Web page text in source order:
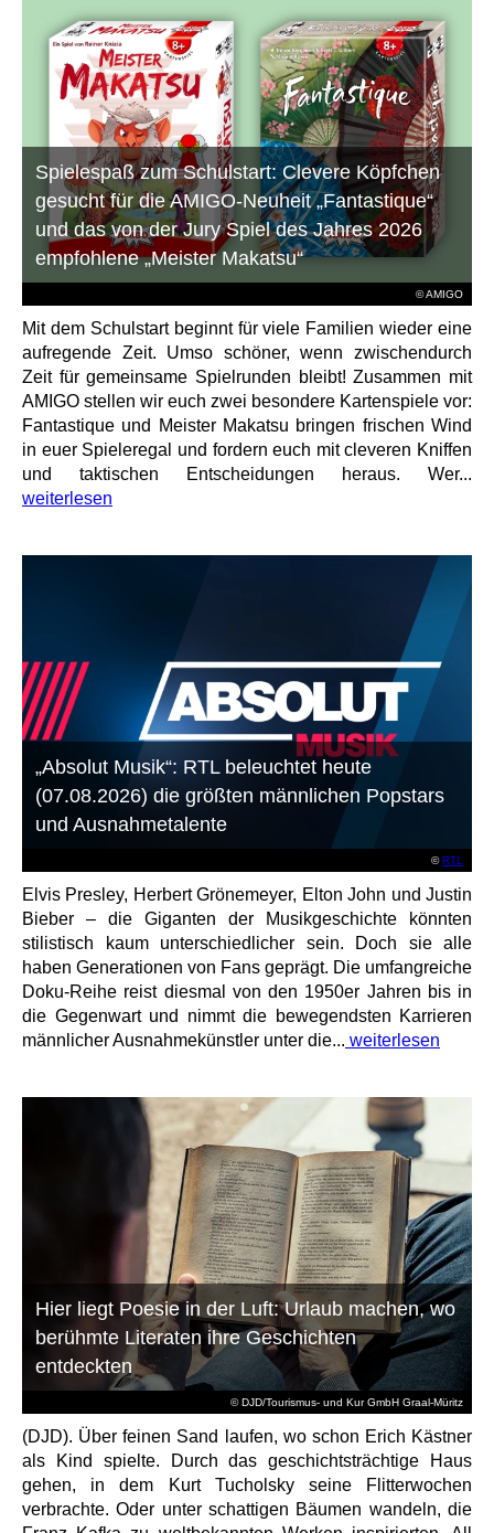
© AMIGO
Spielespaß zum Schulstart: Clevere Köpfchen
gesucht für die AMIGO-Neuheit „Fantastique“
und das von der Jury Spiel des Jahres 2026
empfohlene „Meister Makatsu“
Mit dem Schulstart beginnt für viele Familien wieder eine
aufregende Zeit. Umso schöner, wenn zwischendurch
Zeit für gemeinsame Spielrunden bleibt! Zusammen mit
AMIGO stellen wir euch zwei besondere Kartenspiele vor:
Fantastique und Meister Makatsu bringen frischen Wind
in euer Spieleregal und fordern euch mit cleveren Kniffen
und taktischen Entscheidungen heraus. Wer...
weiterlesen
©RTL
„Absolut Musik“: RTL beleuchtet heute
(07.08.2026) die größten männlichen Popstars
und Ausnahmetalente
Elvis Presley, Herbert Grönemeyer, Elton John und Justin
Bieber – die Giganten der Musikgeschichte könnten
stilistisch kaum unterschiedlicher sein. Doch sie alle
haben Generationen von Fans geprägt. Die umfangreiche
Doku-Reihe reist diesmal von den 1950er Jahren bis in
die Gegenwart und nimmt die bewegendsten Karrieren
männlicher Ausnahmekünstler unter die... weiterlesen
© DJD/Tourismus- und Kur GmbH Graal-Müritz
Hier liegt Poesie in der Luft: Urlaub machen, wo
berühmte Literaten ihre Geschichten
entdeckten
(DJD). Über feinen Sand laufen, wo schon Erich Kästner
als Kind spielte. Durch das geschichtsträchtige Haus
gehen, in dem Kurt Tucholsky seine Flitterwochen
verbrachte. Oder unter schattigen Bäumen wandeln, die